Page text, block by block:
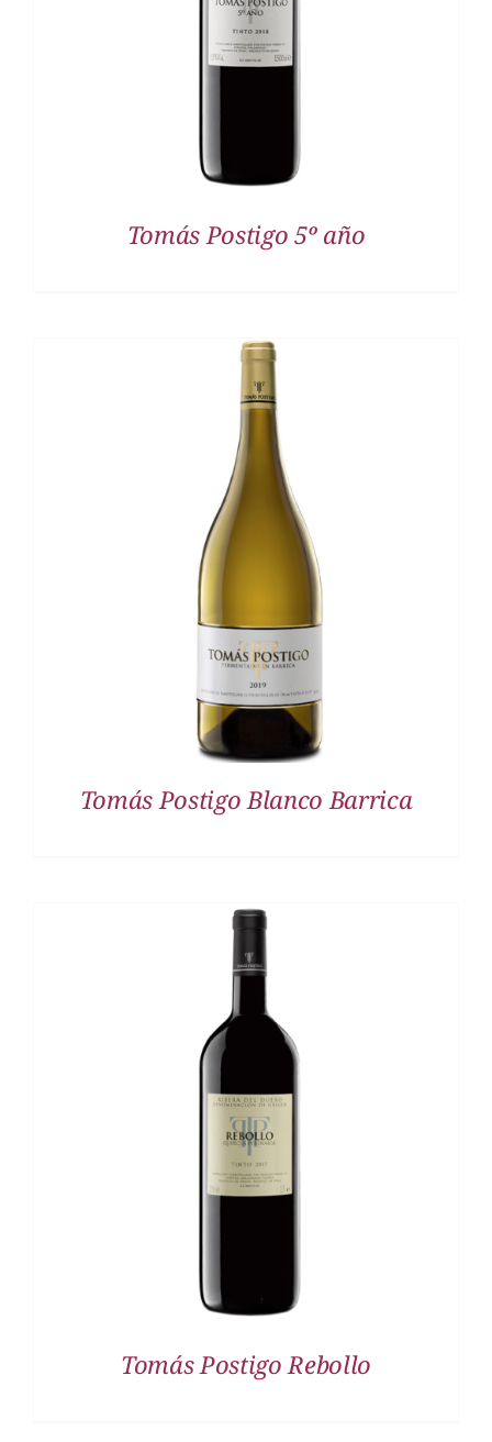
Tomás Postigo 5º año
DETALLES
Tomás Postigo Blanco Barrica
DETALLES
Tomás Postigo Rebollo